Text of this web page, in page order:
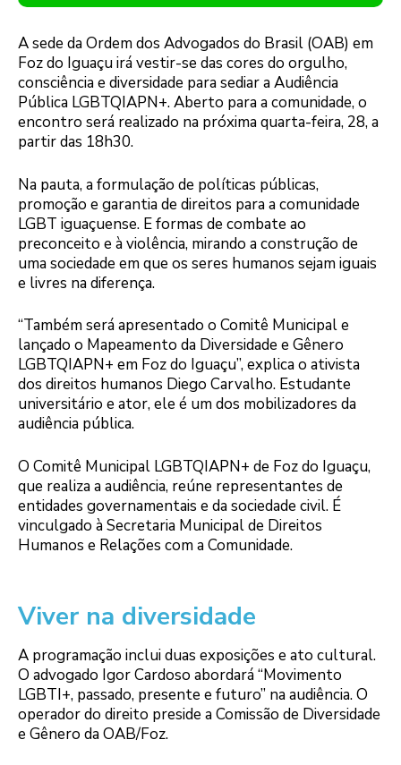
A sede da Ordem dos Advogados do Brasil (OAB) em
Foz do Iguaçu irá vestir-se das cores do orgulho,
consciência e diversidade para sediar a Audiência
Pública LGBTQIAPN+. Aberto para a comunidade, o
encontro será realizado na próxima quarta-feira, 28, a
partir das 18h30.
Na pauta, a formulação de políticas públicas,
promoção e garantia de direitos para a comunidade
LGBT iguaçuense. E formas de combate ao
preconceito e à violência, mirando a construção de
uma sociedade em que os seres humanos sejam iguais
e livres na diferença.
“Também será apresentado o Comitê Municipal e
lançado o Mapeamento da Diversidade e Gênero
LGBTQIAPN+ em Foz do Iguaçu”, explica o ativista
dos direitos humanos Diego Carvalho. Estudante
universitário e ator, ele é um dos mobilizadores da
audiência pública.
O Comitê Municipal LGBTQIAPN+ de Foz do Iguaçu,
que realiza a audiência, reúne representantes de
entidades governamentais e da sociedade civil. É
vinculgado à Secretaria Municipal de Direitos
Humanos e Relações com a Comunidade.
Viver na diversidade
A programação inclui duas exposições e ato cultural.
O advogado Igor Cardoso abordará “Movimento
LGBTI+, passado, presente e futuro” na audiência. O
operador do direito preside a Comissão de Diversidade
e Gênero da OAB/Foz.